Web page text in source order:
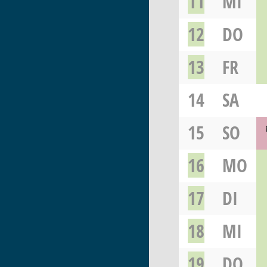
12
DO
13
FR
14
SA
15
SO
16
MO
17
DI
18
MI